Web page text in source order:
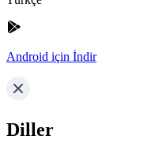
Android için İndir
Diller